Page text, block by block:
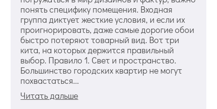
понять специфику помещения. Входная
группа диктует жесткие условия, и если их
проигнорировать, даже самые дорогие обои
быстро потеряют товарный вид. Вот три
кита, на которых держится правильный
выбор. Правило 1. Свет и пространство.
Большинство городских квартир не могут
похвастаться...
Читать дальше